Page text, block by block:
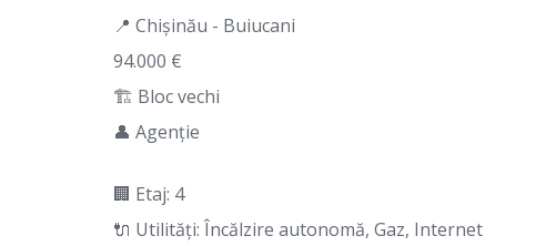
📍 Chișinău - Buiucani
94.000 €
🏗️ Bloc vechi
👤 Agenție
🏢 Etaj: 4
🔌 Utilități: Încălzire autonomă, Gaz, Internet